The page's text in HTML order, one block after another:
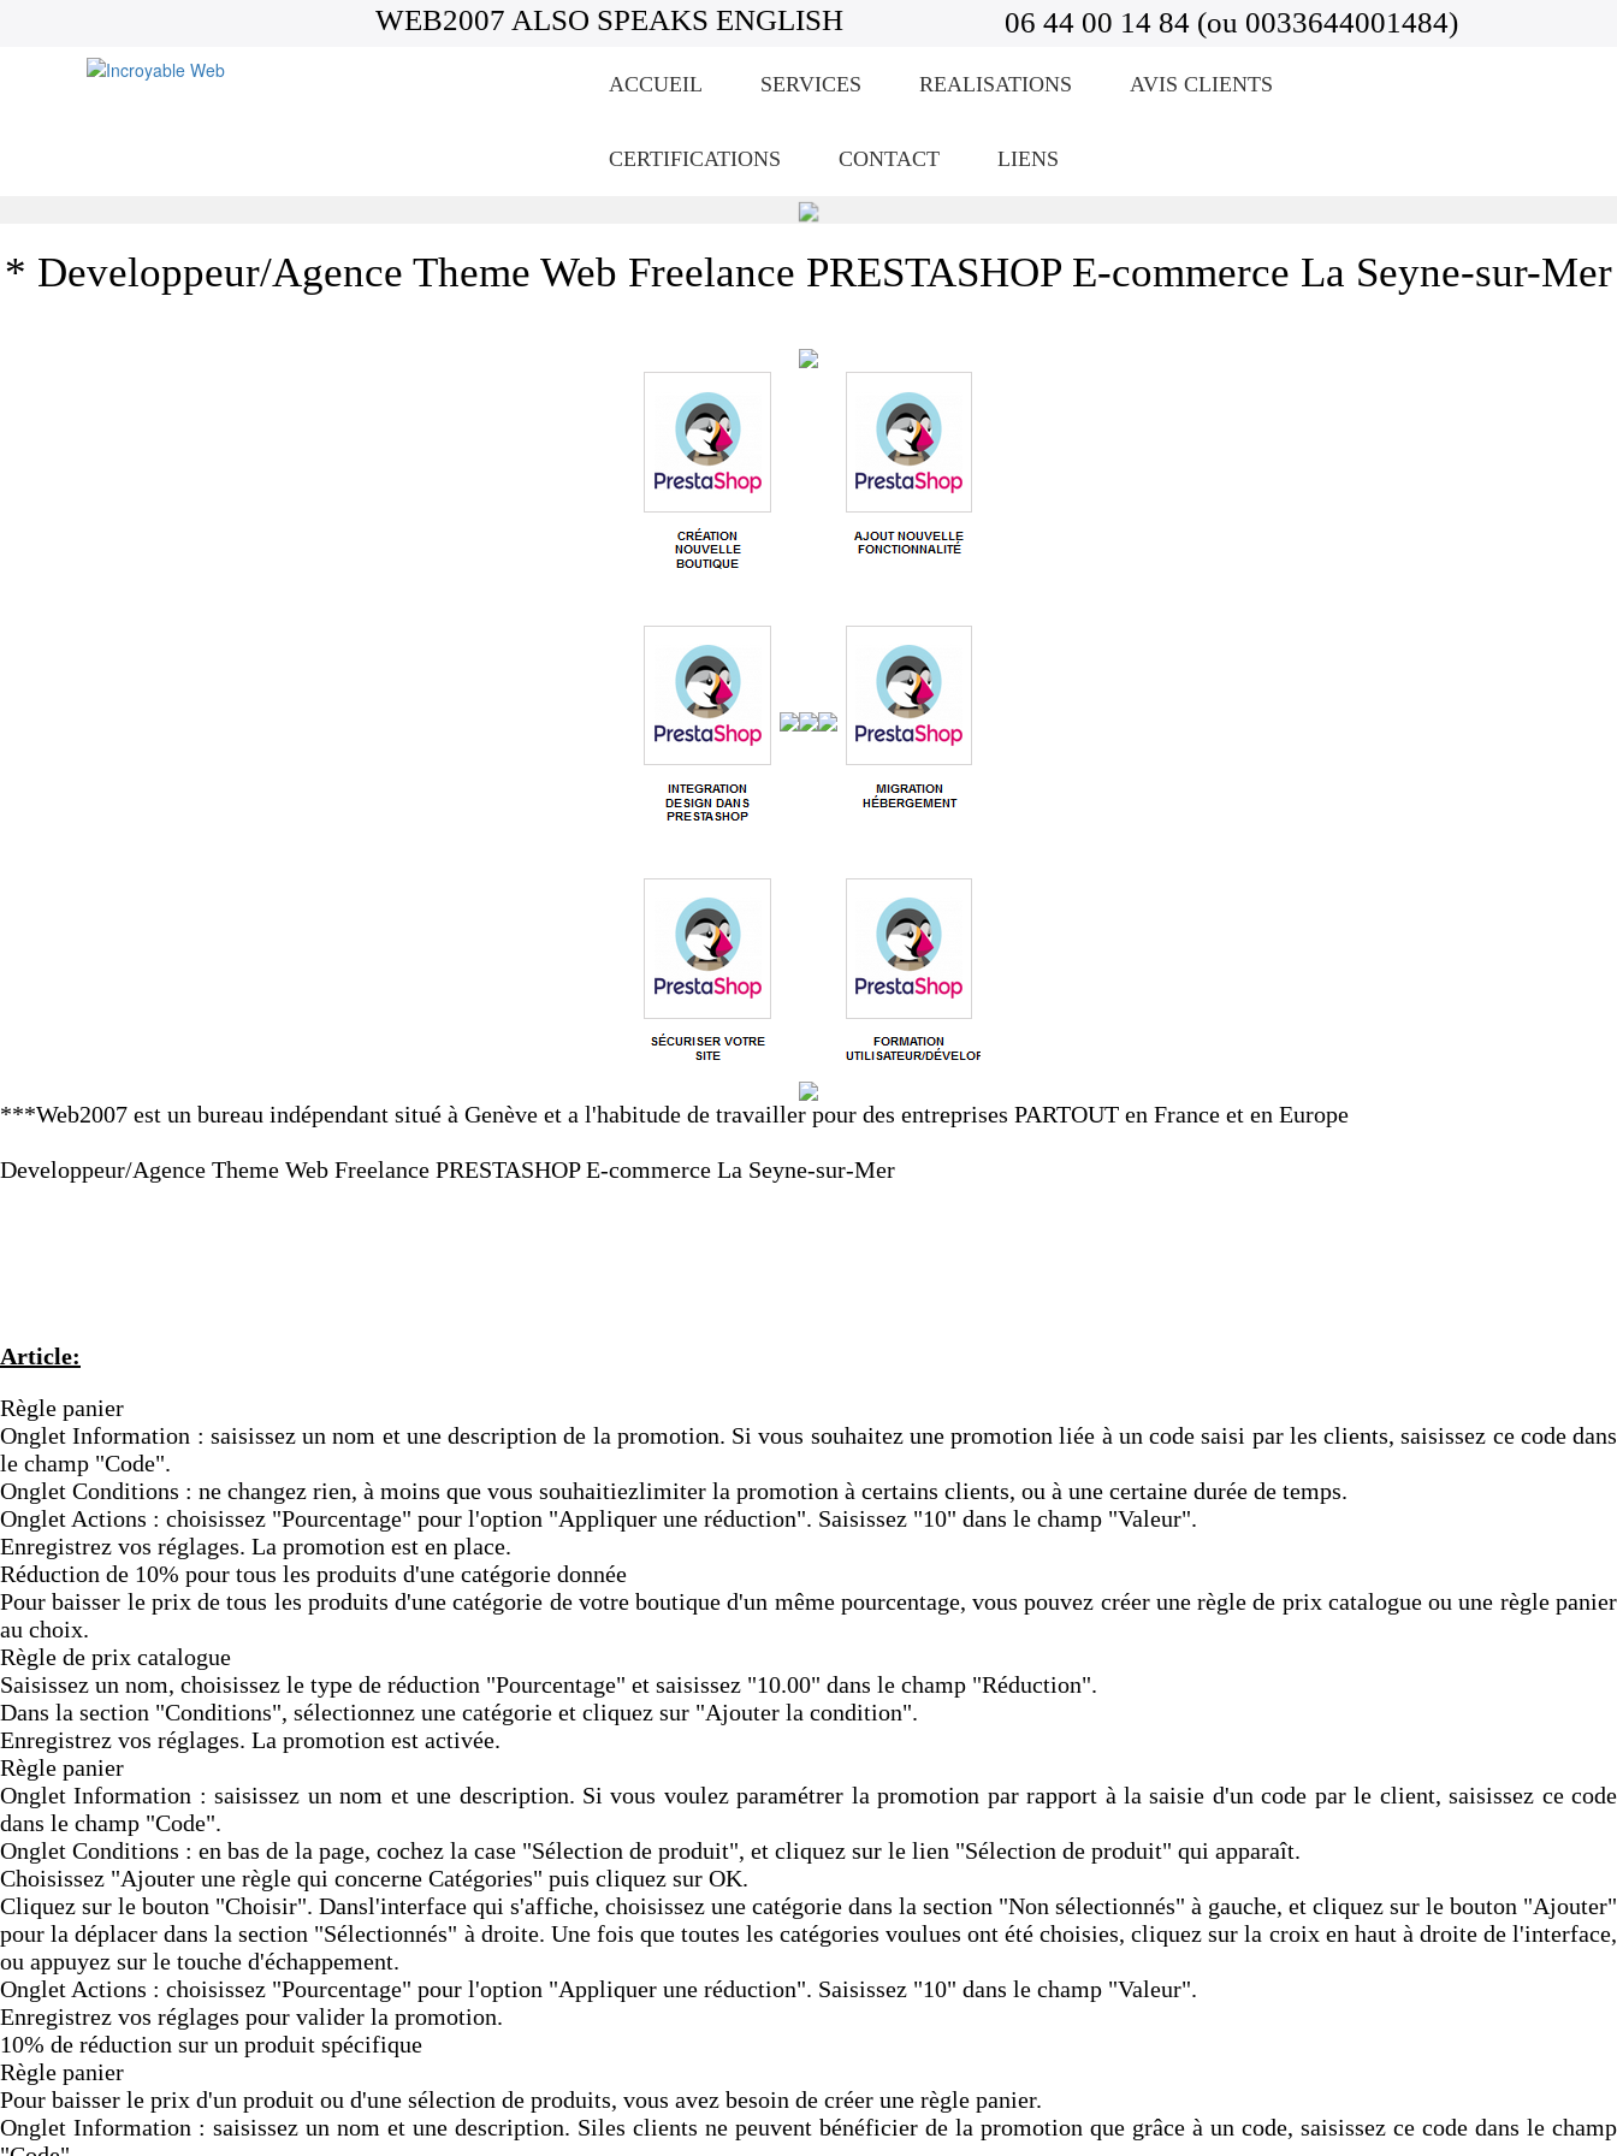
WEB2007 ALSO SPEAKS ENGLISH 06 44 00 14 84 (ou 0033644001484)
ACCUEIL SERVICES REALISATIONS AVIS CLIENTS
CERTIFICATIONS CONTACT LIENS
* Developpeur/Agence Theme Web Freelance PRESTASHOP E-commerce La Seyne-sur-Mer
***Web2007 est un bureau indépendant situé à Genève et a l'habitude de travailler pour des entreprises PARTOUT en France et en Europe
Developpeur/Agence Theme Web Freelance PRESTASHOP E-commerce La Seyne-sur-Mer
Article:
Règle panier
Onglet Information : saisissez un nom et une description de la promotion. Si vous souhaitez une promotion liée à un code saisi par les clients, saisissez ce code dans
le champ "Code".
Onglet Conditions : ne changez rien, à moins que vous souhaitiezlimiter la promotion à certains clients, ou à une certaine durée de temps.
Onglet Actions : choisissez "Pourcentage" pour l'option "Appliquer une réduction". Saisissez "10" dans le champ "Valeur".
Enregistrez vos réglages. La promotion est en place.
Réduction de 10% pour tous les produits d'une catégorie donnée
Pour baisser le prix de tous les produits d'une catégorie de votre boutique d'un même pourcentage, vous pouvez créer une règle de prix catalogue ou une règle panier
au choix.
Règle de prix catalogue
Saisissez un nom, choisissez le type de réduction "Pourcentage" et saisissez "10.00" dans le champ "Réduction".
Dans la section "Conditions", sélectionnez une catégorie et cliquez sur "Ajouter la condition".
Enregistrez vos réglages. La promotion est activée.
Règle panier
Onglet Information : saisissez un nom et une description. Si vous voulez paramétrer la promotion par rapport à la saisie d'un code par le client, saisissez ce code
dans le champ "Code".
Onglet Conditions : en bas de la page, cochez la case "Sélection de produit", et cliquez sur le lien "Sélection de produit" qui apparaît.
Choisissez "Ajouter une règle qui concerne Catégories" puis cliquez sur OK.
Cliquez sur le bouton "Choisir". Dansl'interface qui s'affiche, choisissez une catégorie dans la section "Non sélectionnés" à gauche, et cliquez sur le bouton "Ajouter"
pour la déplacer dans la section "Sélectionnés" à droite. Une fois que toutes les catégories voulues ont été choisies, cliquez sur la croix en haut à droite de l'interface,
ou appuyez sur le touche d'échappement.
Onglet Actions : choisissez "Pourcentage" pour l'option "Appliquer une réduction". Saisissez "10" dans le champ "Valeur".
Enregistrez vos réglages pour valider la promotion.
10% de réduction sur un produit spécifique
Règle panier
Pour baisser le prix d'un produit ou d'une sélection de produits, vous avez besoin de créer une règle panier.
Onglet Information : saisissez un nom et une description. Siles clients ne peuvent bénéficier de la promotion que grâce à un code, saisissez ce code dans le champ